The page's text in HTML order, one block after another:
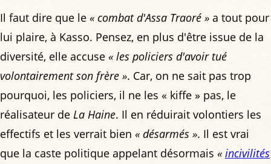
Il faut dire que le « combat d'Assa Traoré » a tout pour
lui plaire, à Kasso. Pensez, en plus d'être issue de la
diversité, elle accuse « les policiers d'avoir tué
volontairement son frère ». Car, on ne sait pas trop
pourquoi, les policiers, il ne les « kiffe » pas, le
réalisateur de La Haine. Il en réduirait volontiers les
effectifs et les verrait bien « désarmés ». Il est vrai
que la caste politique appelant désormais « incivilités